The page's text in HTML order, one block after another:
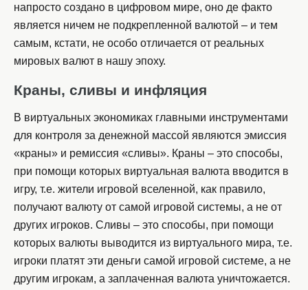
напросто создано в цифровом мире, оно де факто
является ничем не подкрепленной валютой – и тем
самым, кстати, не особо отличается от реальных
мировых валют в нашу эпоху.
Краны, сливы и инфляция
В виртуальных экономиках главными инструментами
для контроля за денежной массой являются эмиссия
«краны» и ремиссия «сливы». Краны – это способы,
при помощи которых виртуальная валюта вводится в
игру, т.е. жители игровой вселенной, как правило,
получают валюту от самой игровой системы, а не от
других игроков. Сливы – это способы, при помощи
которых валюты выводится из виртуального мира, т.е.
игроки платят эти деньги самой игровой системе, а не
другим игрокам, а заплаченная валюта уничтожается.